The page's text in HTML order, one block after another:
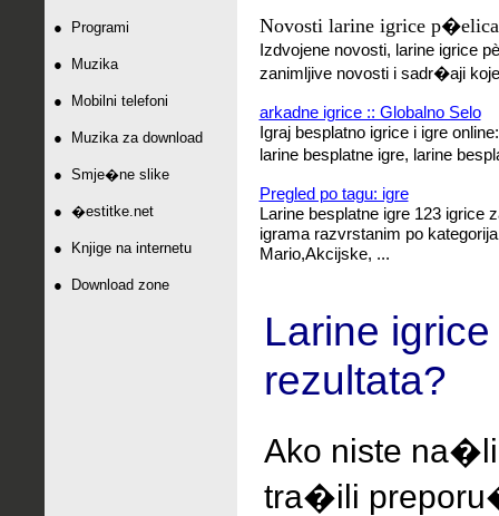
● Programi
● Muzika
● Mobilni telefoni
● Muzika za download
● Smje�ne slike
● �estitke.net
● Knjige na internetu
● Download zone
Novosti larine igrice
Izdvojene novosti, larine igrice
zanimljive novosti i sadr�aji
arkadne igrice :: Globalno Selo
Igraj besplatno igrice i igre
larine besplatne igre, larine
Pregled po tagu: igre
Larine besplatne igre 123 igrice
igrama razvrstanim po
Mario,Akcijske, ...
Larine
rezultata?
Ako niste
tra�ili